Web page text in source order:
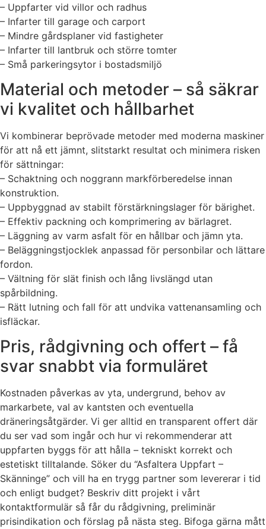
– Uppfarter vid villor och radhus
– Infarter till garage och carport
– Mindre gårdsplaner vid fastigheter
– Infarter till lantbruk och större tomter
– Små parkeringsytor i bostadsmiljö
Material och metoder – så säkrar
vi kvalitet och hållbarhet
Vi kombinerar beprövade metoder med moderna maskiner
för att nå ett jämnt, slitstarkt resultat och minimera risken
för sättningar:
– Schaktning och noggrann markförberedelse innan
konstruktion.
– Uppbyggnad av stabilt förstärkningslager för bärighet.
– Effektiv packning och komprimering av bärlagret.
– Läggning av varm asfalt för en hållbar och jämn yta.
– Beläggningstjocklek anpassad för personbilar och lättare
fordon.
– Vältning för slät finish och lång livslängd utan
spårbildning.
– Rätt lutning och fall för att undvika vattenansamling och
isfläckar.
Pris, rådgivning och offert – få
svar snabbt via formuläret
Kostnaden påverkas av yta, undergrund, behov av
markarbete, val av kantsten och eventuella
dräneringsåtgärder. Vi ger alltid en transparent offert där
du ser vad som ingår och hur vi rekommenderar att
uppfarten byggs för att hålla – tekniskt korrekt och
estetiskt tilltalande. Söker du “Asfaltera Uppfart –
Skänninge” och vill ha en trygg partner som levererar i tid
och enligt budget? Beskriv ditt projekt i vårt
kontaktformulär så får du rådgivning, preliminär
prisindikation och förslag på nästa steg. Bifoga gärna mått